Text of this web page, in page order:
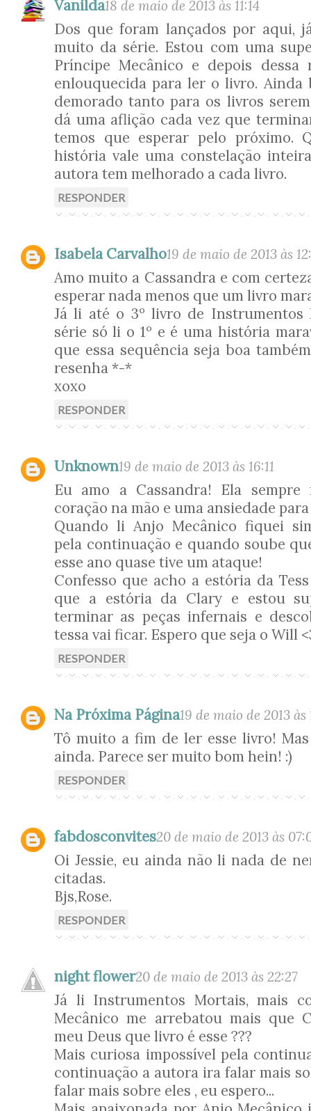
Vanilda18 de maio de 2013 às 11:14
Dos que foram lançados por aqui,
muito da série. Estou com uma
Príncipe Mecânico e depois dessa
enlouquecida para ler o livro. Ainda
demorado tanto para os livros
dá uma aflição cada vez que
temos que esperar pelo próximo.
história vale uma constelação
autora tem melhorado a cada livro.
RESPONDER
Isabela Carvalho19 de maio de 2013 às
Amo muito a Cassandra e com
esperar nada menos que um livro
Já li até o 3º livro de Instrumentos
série só li o 1º e é uma história
que essa sequência seja boa
resenha *-*
xoxo
RESPONDER
Unknown19 de maio de 2013 às 16:11
Eu amo a Cassandra! Ela
coração na mão e uma ansiedade
Quando li Anjo Mecânico fiquei
pela continuação e quando soube
esse ano quase tive um ataque!
Confesso que acho a estória da
que a estória da Clary e estou
terminar as peças infernais e
tessa vai ficar. Espero que seja o Will
RESPONDER
Na Próxima Página19 de maio de 2013 às
Tô muito a fim de ler esse livro!
ainda. Parece ser muito bom hein! :)
RESPONDER
fabdosconvites20 de maio de 2013 às
Oi Jessie, eu ainda não li nada de
citadas.
Bjs,Rose.
RESPONDER
night flower20 de maio de 2013 às 22:27
Já li Instrumentos Mortais, mais
Mecânico me arrebatou mais que
meu Deus que livro é esse ???
Mais curiosa impossível pela
continuação a autora ira falar mais
falar mais sobre eles , eu espero...